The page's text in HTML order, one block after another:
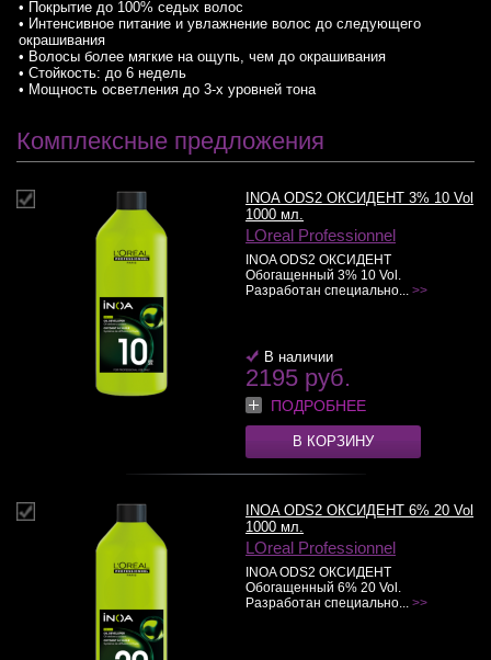
• Покрытие до 100% седых волос
• Интенсивное питание и увлажнение волос до следующего
окрашивания
• Волосы более мягкие на ощупь, чем до окрашивания
• Стойкость: до 6 недель
• Мощность осветления до 3-х уровней тона
Комплексные предложения
INOA ODS2 ОКСИДЕНТ 3% 10 Vol
1000 мл.
LOreal Professionnel
INOA ODS2 ОКСИДЕНТ
Обогащенный 3% 10 Vol.
Разработан специально... >>
В наличии
2195 руб.
ПОДРОБНЕЕ
В КОРЗИНУ
INOA ODS2 ОКСИДЕНТ 6% 20 Vol
1000 мл.
LOreal Professionnel
INOA ODS2 ОКСИДЕНТ
Обогащенный 6% 20 Vol.
Разработан специально... >>